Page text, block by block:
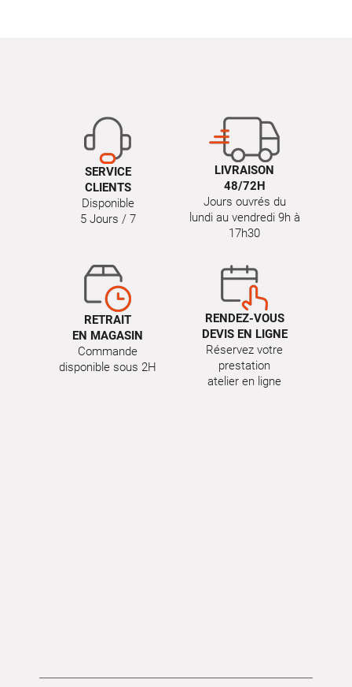
SERVICE
CLIENTS
Disponible
5 Jours / 7
LIVRAISON
48/72H
Jours ouvrés du
lundi au vendredi 9h à
17h30
RETRAIT
EN MAGASIN
Commande
disponible sous 2H
RENDEZ-VOUS
DEVIS EN LIGNE
Réservez votre
prestation
atelier en ligne